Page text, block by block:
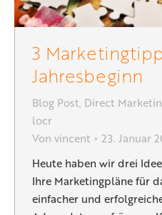
3
Jahresbeginn
Blog Post, Direct
locr
Von vincent
23. Januar
Heute haben wir drei
Ihre Marketingpläne für
einfacher und